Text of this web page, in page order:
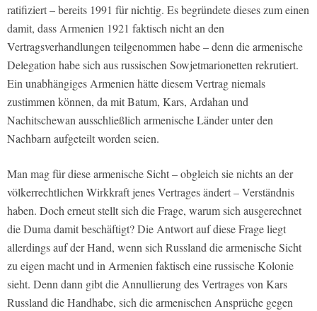
ratifiziert – bereits 1991 für nichtig. Es begründete dieses zum einen
damit, dass Armenien 1921 faktisch nicht an den
Vertragsverhandlungen teilgenommen habe – denn die armenische
Delegation habe sich aus russischen Sowjetmarionetten rekrutiert.
Ein unabhängiges Armenien hätte diesem Vertrag niemals
zustimmen können, da mit Batum, Kars, Ardahan und
Nachitschewan ausschließlich armenische Länder unter den
Nachbarn aufgeteilt worden seien.
Man mag für diese armenische Sicht – obgleich sie nichts an der
völkerrechtlichen Wirkkraft jenes Vertrages ändert – Verständnis
haben. Doch erneut stellt sich die Frage, warum sich ausgerechnet
die Duma damit beschäftigt? Die Antwort auf diese Frage liegt
allerdings auf der Hand, wenn sich Russland die armenische Sicht
zu eigen macht und in Armenien faktisch eine russische Kolonie
sieht. Denn dann gibt die Annullierung des Vertrages von Kars
Russland die Handhabe, sich die armenischen Ansprüche gegen